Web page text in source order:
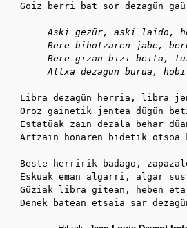
Goiz berri bat sor dezagün
Aski gezür, aski laido,
Bere bihotzaren jabe,
Bere gizan bizi beita,
Altxa dezagün bürüa,
Libra dezagün herria, libra
Oroz gainetik jentea dügün
Estatüak zain dezala behar
Artzain honaren bidetik otsoa
Beste herririk badago,
Esküak eman algarri, algar
Güziak libra gitean, heben